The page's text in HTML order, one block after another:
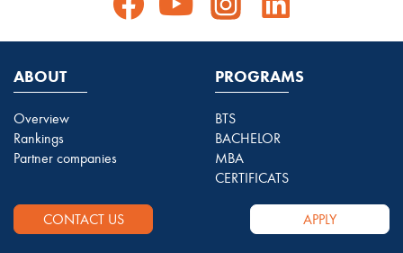
ABOUT
Overview
Rankings
Partner companies
PROGRAMS
BTS
BACHELOR
MBA
CERTIFICATS
CONTACT US APPLY